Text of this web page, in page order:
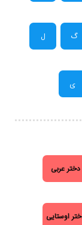
گ ل
ی
عربی
اوستایی